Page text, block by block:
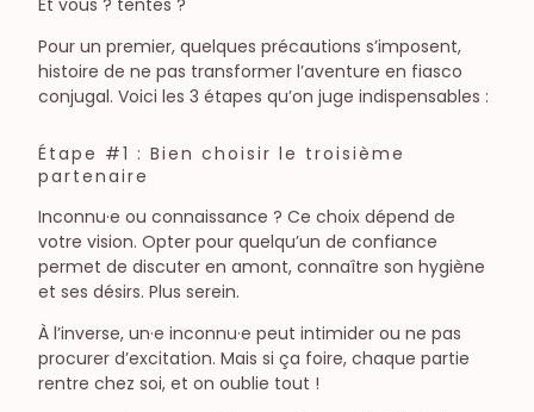
Et vous ? tentés ?
Pour un premier, quelques précautions s’imposent,
histoire de ne pas transformer l’aventure en fiasco
conjugal. Voici les 3 étapes qu’on juge indispensables :
Étape #1 : Bien choisir le troisième
partenaire
Inconnu·e ou connaissance ? Ce choix dépend de
votre vision. Opter pour quelqu’un de confiance
permet de discuter en amont, connaître son hygiène
et ses désirs. Plus serein.
À l’inverse, un·e inconnu·e peut intimider ou ne pas
procurer d’excitation. Mais si ça foire, chaque partie
rentre chez soi, et on oublie tout !